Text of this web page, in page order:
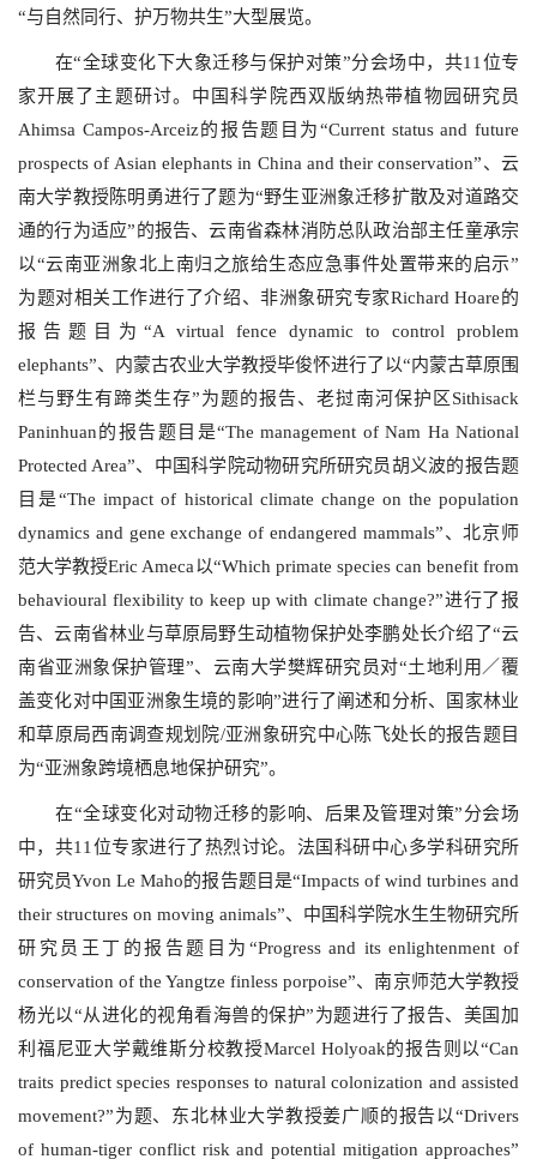
“与自然同行、护万物共生”大型展览。
在“全球变化下大象迁移与保护对策”分会场中，共11位专
家开展了主题研讨。中国科学院西双版纳热带植物园研究员
Ahimsa Campos-Arceiz的报告题目为“Current status and future
prospects of Asian elephants in China and their conservation”、云
南大学教授陈明勇进行了题为“野生亚洲象迁移扩散及对道路交
通的行为适应”的报告、云南省森林消防总队政治部主任童承宗
以“云南亚洲象北上南归之旅给生态应急事件处置带来的启示”
为题对相关工作进行了介绍、非洲象研究专家Richard Hoare的
报告题目为“A virtual fence dynamic to control problem
elephants”、内蒙古农业大学教授毕俊怀进行了以“内蒙古草原围
栏与野生有蹄类生存”为题的报告、老挝南河保护区Sithisack
Paninhuan的报告题目是“The management of Nam Ha National
Protected Area”、中国科学院动物研究所研究员胡义波的报告题
目是“The impact of historical climate change on the population
dynamics and gene exchange of endangered mammals”、北京师
范大学教授Eric Ameca以“Which primate species can benefit from
behavioural flexibility to keep up with climate change?”进行了报
告、云南省林业与草原局野生动植物保护处李鹏处长介绍了“云
南省亚洲象保护管理”、云南大学樊辉研究员对“土地利用／覆
盖变化对中国亚洲象生境的影响”进行了阐述和分析、国家林业
和草原局西南调查规划院/亚洲象研究中心陈飞处长的报告题目
为“亚洲象跨境栖息地保护研究”。
在“全球变化对动物迁移的影响、后果及管理对策”分会场
中，共11位专家进行了热烈讨论。法国科研中心多学科研究所
研究员Yvon Le Maho的报告题目是“Impacts of wind turbines and
their structures on moving animals”、中国科学院水生生物研究所
研究员王丁的报告题目为“Progress and its enlightenment of
conservation of the Yangtze finless porpoise”、南京师范大学教授
杨光以“从进化的视角看海兽的保护”为题进行了报告、美国加
利福尼亚大学戴维斯分校教授Marcel Holyoak的报告则以“Can
traits predict species responses to natural colonization and assisted
movement?”为题、东北林业大学教授姜广顺的报告以“Drivers
of human-tiger conflict risk and potential mitigation approaches”